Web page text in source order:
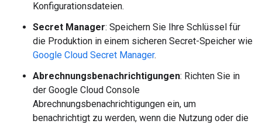
Konfigurationsdateien.
Secret Manager: Speichern Sie Ihre Schlüssel für
die Produktion in einem sicheren Secret-Speicher wie
Google Cloud Secret Manager.
Abrechnungsbenachrichtigungen: Richten Sie in
der Google Cloud Console
Abrechnungsbenachrichtigungen ein, um
benachrichtigt zu werden, wenn die Nutzung oder die